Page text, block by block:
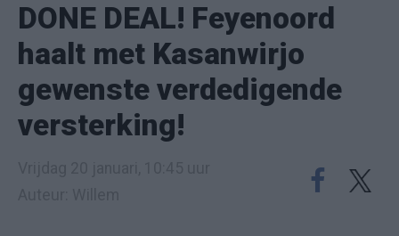
DONE DEAL! Feyenoord
haalt met Kasanwirjo
gewenste verdedigende
versterking!